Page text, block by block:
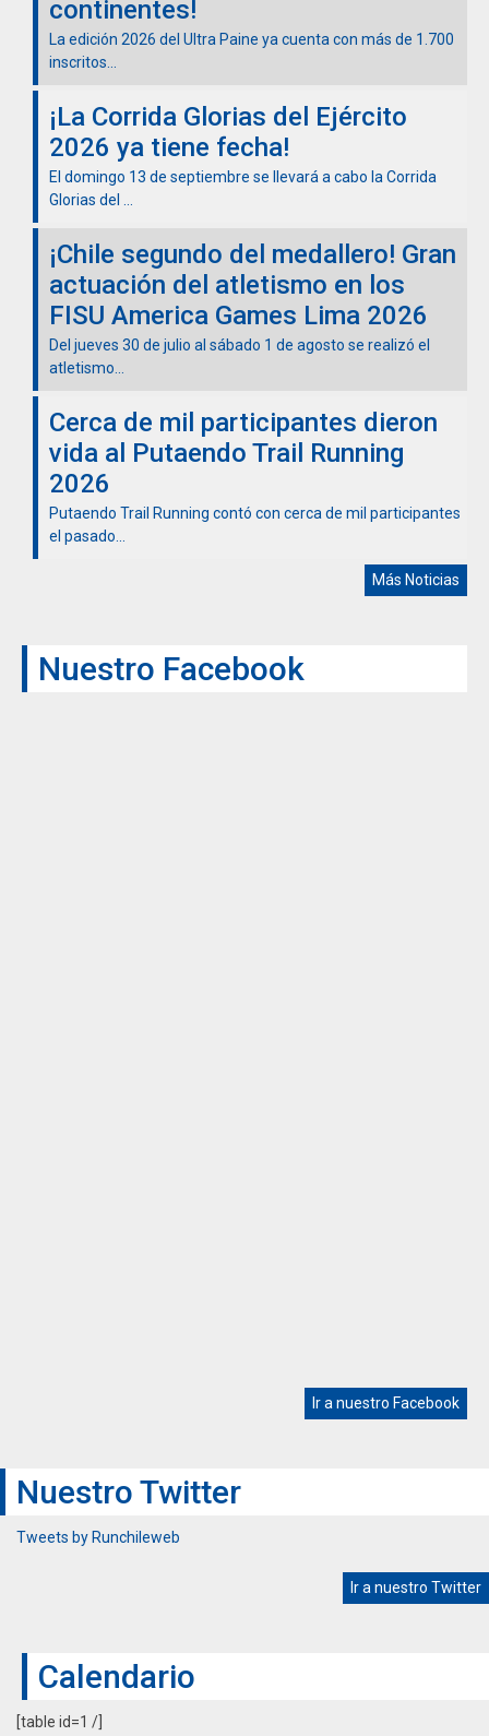
continentes!
La edición 2026 del Ultra Paine ya cuenta con más de 1.700
inscritos...
¡La Corrida Glorias del Ejército
2026 ya tiene fecha!
El domingo 13 de septiembre se llevará a cabo la Corrida
Glorias del ...
¡Chile segundo del medallero! Gran
actuación del atletismo en los
FISU America Games Lima 2026
Del jueves 30 de julio al sábado 1 de agosto se realizó el
atletismo...
Cerca de mil participantes dieron
vida al Putaendo Trail Running
2026
Putaendo Trail Running contó con cerca de mil participantes
el pasado...
Más Noticias
Nuestro Facebook
Ir a nuestro Facebook
Nuestro Twitter
Tweets by Runchileweb
Ir a nuestro Twitter
Calendario
[table id=1 /]